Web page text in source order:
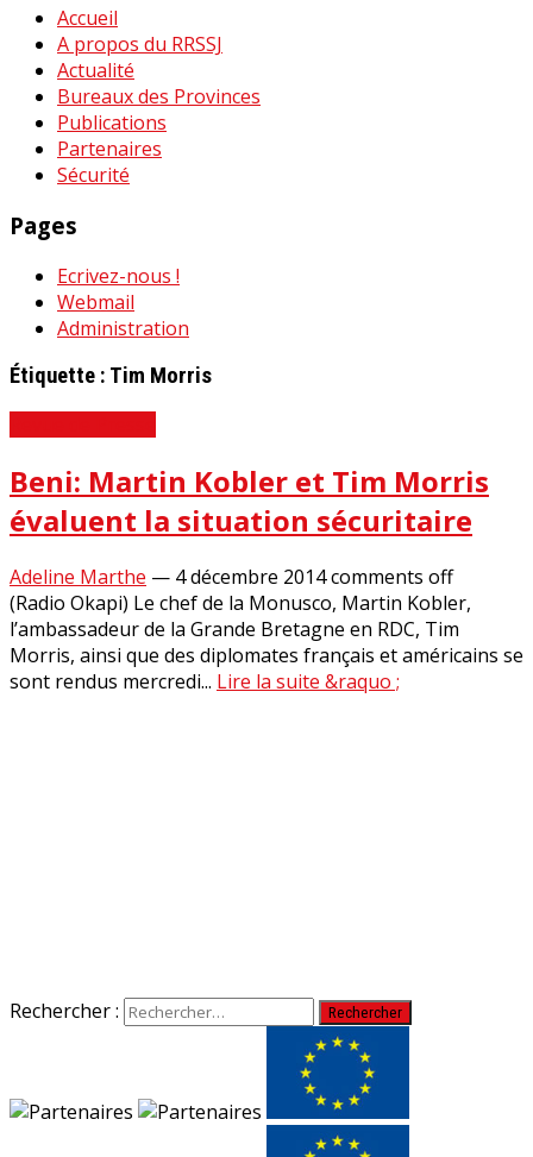
Accueil
A propos du RRSSJ
Actualité
Bureaux des Provinces
Publications
Partenaires
Sécurité
Pages
Ecrivez-nous !
Webmail
Administration
Étiquette : Tim Morris
Beni: Martin Kobler et Tim Morris
évaluent la situation sécuritaire
Adeline Marthe — 4 décembre 2014comments off
(Radio Okapi) Le chef de la Monusco, Martin Kobler,
l’ambassadeur de la Grande Bretagne en RDC, Tim
Morris, ainsi que des diplomates français et américains se
sont rendus mercredi... Lire la suite &raquo ;
Rechercher :